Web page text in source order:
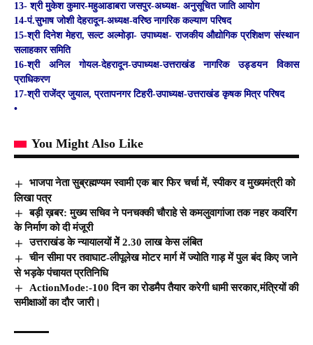
13- श्री मुकेश कुमार-महुआडाबरा जसपुर-अध्यक्ष- अनुसूचित जाति आयोग
14-पं.सुभाष जोशी देहरादून-अध्यक्ष-वरिष्ठ नागरिक कल्याण परिषद
15-श्री दिनेश मेहरा, सल्ट अल्मोड़ा- उपाध्यक्ष- राजकीय औद्योगिक प्रशिक्षण संस्थान
सलाहकार समिति
16-श्री अनिल गोयल-देहरादून-उपाध्यक्ष-उत्तराखंड नागरिक उड्डयन विकास
प्राधिकरण
17-श्री राजेंद्र जुयाल, प्रतापनगर टिहरी-उपाध्यक्ष-उत्तराखंड कृषक मित्र परिषद
•
You Might Also Like
भाजपा नेता सुब्रह्मण्यम स्वामी एक बार फिर चर्चा में, स्पीकर व मुख्यमंत्री को
लिखा पत्र
बड़ी ख़बर: मुख्य सचिव ने पनचक्की चौराहे से कमलुवागांजा तक नहर कवरिंग
के निर्माण को दी मंजूरी
उत्तराखंड के न्यायालयों मेें 2.30 लाख केस लंबित
चीन सीमा पर तवाघाट-लीपूलेख मोटर मार्ग में ज्योति गाड़ में पुल बंद किए जाने
से भड़के पंचायत प्रतिनिधि
ActionMode:-100 दिन का रोडमैप तैयार करेगी धामी सरकार,मंत्रियों की
समीक्षाओं का दौर जारी।